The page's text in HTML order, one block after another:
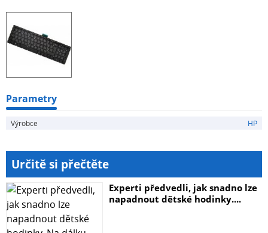
Parametry
Výrobce HP
Určitě si přečtěte
Experti předvedli, jak snadno lze
napadnout dětské hodinky....